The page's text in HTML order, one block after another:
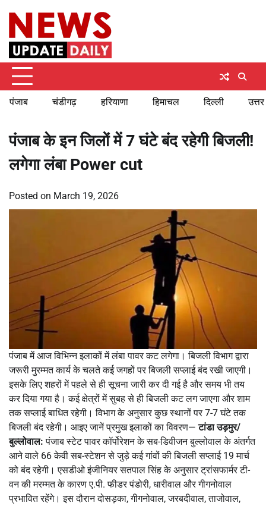
content
पंजाब चंडीगढ़ हरियाणा हिमाचल दिल्ली
पंजाब के इन जिलों में 7 घंटे बंद रहेगी बिजली!
लगेगा लंबा Power cut
Posted on March 19, 2026
पंजाब में आज विभिन्न इलाकों में लंबा पावर कट लगेगा। बिजली विभाग द्वारा
जरूरी मुरम्मत कार्य के चलते कई जगहों पर बिजली सप्लाई बंद रखी जाएगी।
इसके लिए शहरों में पहले से ही सूचना जारी कर दी गई है और समय भी तय
कर दिया गया है। कई क्षेत्रों में सुबह से ही बिजली कट लग जाएगा और शाम
तक सप्लाई बाधित रहेगी। विभाग के अनुसार कुछ स्थानों पर 7-7 घंटे तक
बिजली बंद रहेगी। आइए जानें प्रमुख इलाकों का विवरण—टांडा उड़मुर/
बुल्लोवाल: पंजाब स्टेट पावर कॉर्पोरेशन के सब-डिवीजन बुल्लोवाल के अंतर्गत
आने वाले 66 केवी सब-स्टेशन से जुड़े कई गांवों की बिजली सप्लाई 19 मार्च
को बंद रहेगी। एसडीओ इंजीनियर सतपाल सिंह के अनुसार ट्रांसफार्मर टी-
वन की मरम्मत के कारण ए.पी. फीडर पंडोरी, धारीवाल और गीगनोवाल
प्रभावित रहेंगे। इस दौरान दोसड़का, गीगनोवाल, जरबदीवाल, ताजोवाल,